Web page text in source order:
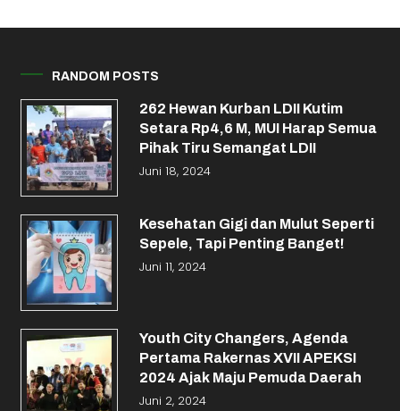
RANDOM POSTS
262 Hewan Kurban LDII Kutim
Setara Rp4,6 M, MUI Harap Semua
Pihak Tiru Semangat LDII
Juni 18, 2024
Kesehatan Gigi dan Mulut Seperti
Sepele, Tapi Penting Banget!
Juni 11, 2024
Youth City Changers, Agenda
Pertama Rakernas XVII APEKSI
2024 Ajak Maju Pemuda Daerah
Juni 2, 2024